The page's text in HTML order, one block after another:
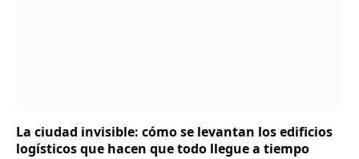
La ciudad invisible: cómo se levantan los edificios
logísticos que hacen que todo llegue a tiempo